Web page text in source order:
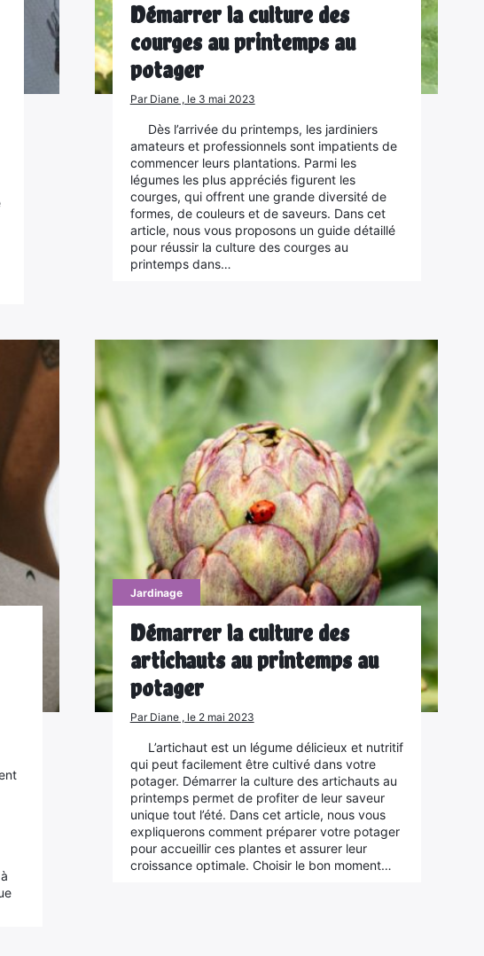
Démarrer la culture des
courges au printemps au
potager
Par Diane , le 3 mai 2023
Dès l’arrivée du printemps, les jardiniers
amateurs et professionnels sont impatients de
commencer leurs plantations. Parmi les
légumes les plus appréciés figurent les
courges, qui offrent une grande diversité de
formes, de couleurs et de saveurs. Dans cet
article, nous vous proposons un guide détaillé
pour réussir la culture des courges au
printemps dans…
Jardinage
Démarrer la culture des
artichauts au printemps au
potager
Par Diane , le 2 mai 2023
L’artichaut est un légume délicieux et nutritif
qui peut facilement être cultivé dans votre
potager. Démarrer la culture des artichauts au
printemps permet de profiter de leur saveur
unique tout l’été. Dans cet article, nous vous
expliquerons comment préparer votre potager
pour accueillir ces plantes et assurer leur
croissance optimale. Choisir le bon moment…